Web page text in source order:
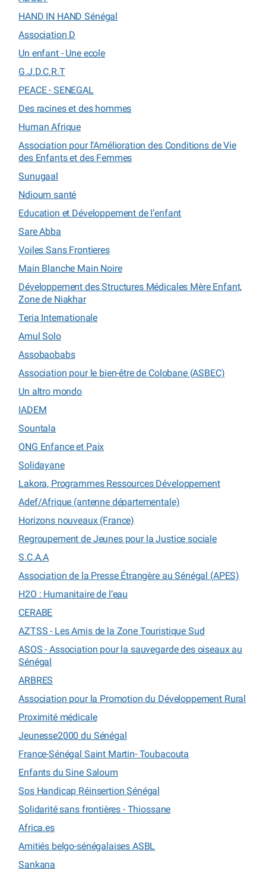
HAND IN HAND Sénégal
Association D
Un enfant - Une ecole
G.J.D.C.R.T
PEACE - SENEGAL
Des racines et des hommes
Human Afrique
Association pour l’Amélioration des Conditions de Vie
des Enfants et des Femmes
Sunugaal
Ndioum santé
Education et Développement de l’enfant
Sare Abba
Voiles Sans Frontieres
Main Blanche Main Noire
Développement des Structures Médicales Mère Enfant,
Zone de Niakhar
Teria Internationale
Amul Solo
Assobaobabs
Association pour le bien-être de Colobane (ASBEC)
Un altro mondo
IADEM
Sountala
ONG Enfance et Paix
Solidayane
Lakora, Programmes Ressources Développement
Adef/Afrique (antenne départementale)
Horizons nouveaux (France)
Regroupement de Jeunes pour la Justice sociale
S.C.A.A
Association de la Presse Étrangère au Sénégal (APES)
H2O : Humanitaire de l’eau
CERABE
AZTSS - Les Amis de la Zone Touristique Sud
ASOS - Association pour la sauvegarde des oiseaux au
Sénégal
ARBRES
Association pour la Promotion du Développement Rural
Proximité médicale
Jeunesse2000 du Sénégal
France-Sénégal Saint Martin- Toubacouta
Enfants du Sine Saloum
Sos Handicap Réinsertion Sénégal
Solidarité sans frontières - Thiossane
Africa.es
Amitiés belgo-sénégalaises ASBL
Sankana